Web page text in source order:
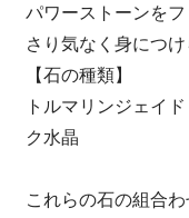
パワーストーンをフ
さり気なく身につけ
【石の種類】
トルマリンジェイ
ク水晶
これらの石の組合